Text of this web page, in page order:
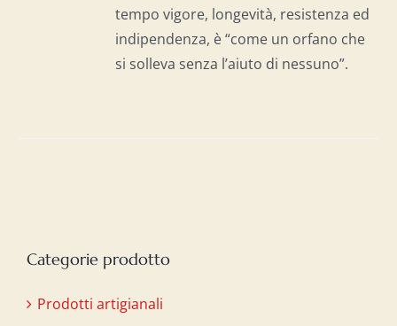
tempo vigore, longevità, resistenza ed
indipendenza, è “come un orfano che
si solleva senza l’aiuto di nessuno”.
Categorie prodotto
Prodotti artigianali